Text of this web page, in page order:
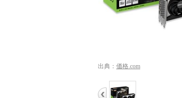
出典： 価格.com